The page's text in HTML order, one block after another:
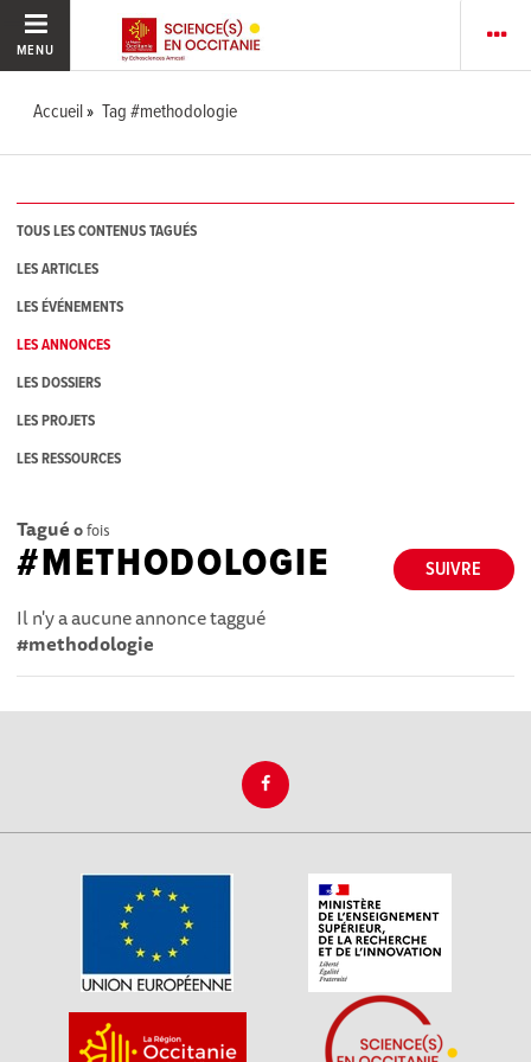
MENU
Accueil Tag #methodologie
TOUS LES CONTENUS TAGUÉS
LES ARTICLES
LES ÉVÉNEMENTS
LES ANNONCES
LES DOSSIERS
LES PROJETS
LES RESSOURCES
Tagué 0fois
SUIVRE
#METHODOLOGIE
Il n'y a aucune annonce taggué
#methodologie